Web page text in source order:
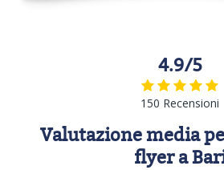
4.9/5
150 Recensioni
Valutazione media
flyer a